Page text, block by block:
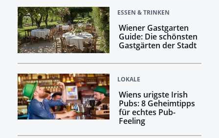
ESSEN & TRINKEN
Wiener Gastgarten
Guide: Die schönsten
Gastgärten der Stadt
LOKALE
Wiens urigste Irish
Pubs: 8 Geheimtipps
für echtes Pub-
Feeling